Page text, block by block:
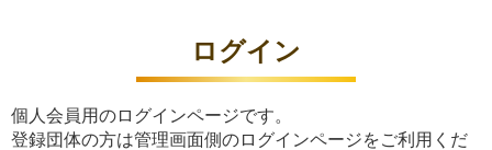
ログイン
個人会員用のログインページです。
登録団体の方は管理画面側のログインページをご利用くだ